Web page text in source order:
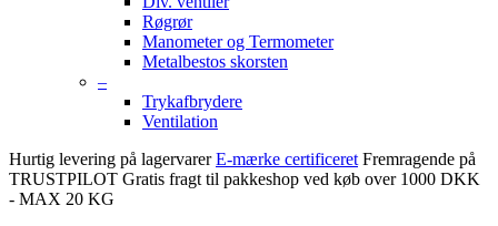
Røgrør
Manometer og Termometer
Metalbestos skorsten
–
Trykafbrydere
Ventilation
Hurtig levering på lagervarer E-mærke certificeret Fremragende på
TRUSTPILOT Gratis fragt til pakkeshop ved køb over 1000 DKK
- MAX 20 KG